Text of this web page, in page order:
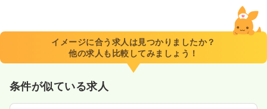
8:40～17:10（休憩60分）
日祝休み
年間休日120日 4週8休以上 月給39万円以上可
気になる
イメージに合う求人は見つかりましたか？
他の求人も比較してみましょう！
条件が似ている求人